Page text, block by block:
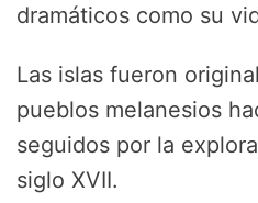
dramáticos como su
Las islas fueron
pueblos melanesios
seguidos por la
siglo XVII.